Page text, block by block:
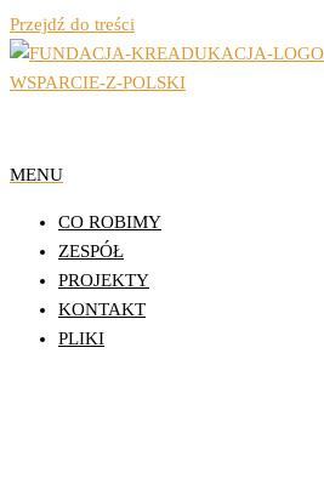
Przejdź do treści
Fundacja
MENU
CO ROBIMY
ZESPÓŁ
PROJEKTY
KONTAKT
PLIKI